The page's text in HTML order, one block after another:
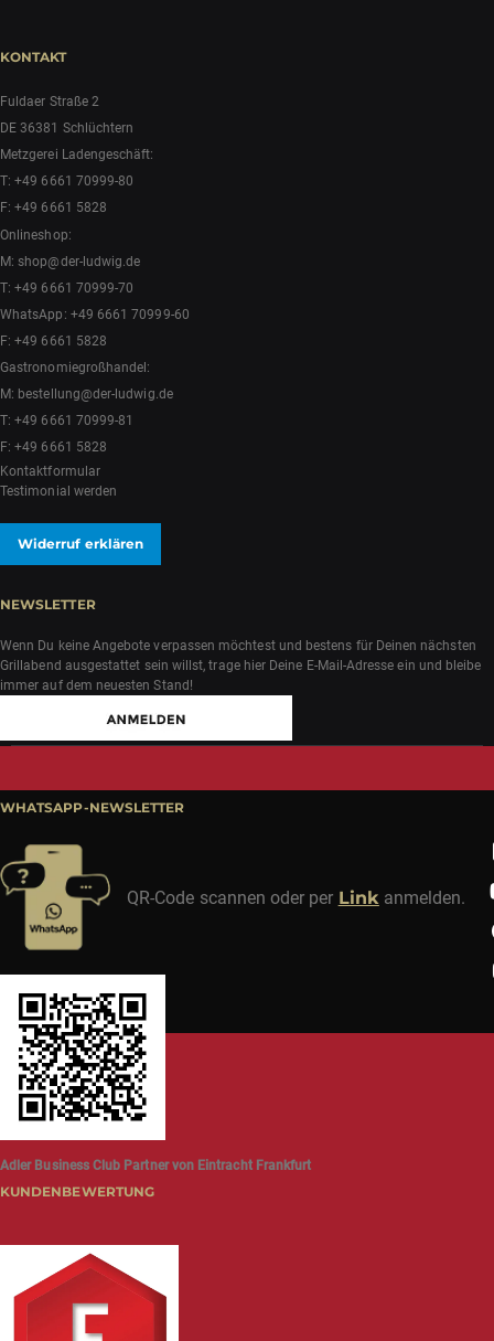
KONTAKT
Fuldaer Straße 2
DE 36381 Schlüchtern
Metzgerei Ladengeschäft:
T:+49 6661 70999-80
F: +49 6661 5828
Onlineshop:
M:shop@der-ludwig.de
T:+49 6661 70999-70
WhatsApp: +49 6661 70999-60
F: +49 6661 5828
Gastronomiegroßhandel:
M: bestellung@der-ludwig.de
T:+49 6661 70999-81
F: +49 6661 5828
Kontaktformular
Testimonial werden
Widerruf erklären
NEWSLETTER
Wenn Du keine Angebote verpassen möchtest und bestens für Deinen nächsten
Grillabend ausgestattet sein willst, trage hier Deine E-Mail-Adresse ein und bleibe
immer auf dem neuesten Stand!
WHATSAPP-NEWSLETTER
QR-Code scannen oder per Link anmelden.
Adler Business Club Partner von Eintracht Frankfurt
KUNDENBEWERTUNG